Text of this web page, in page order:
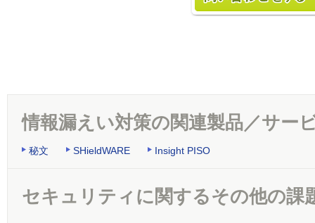
情報漏えい対策の関連製品／サー
秘文 SHieldWARE Insight PISO
セキュリティに関するその他の課